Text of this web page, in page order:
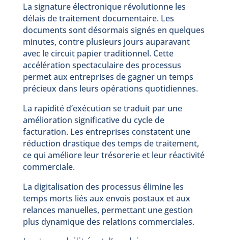
La signature électronique révolutionne les
délais de traitement documentaire. Les
documents sont désormais signés en quelques
minutes, contre plusieurs jours auparavant
avec le circuit papier traditionnel. Cette
accélération spectaculaire des processus
permet aux entreprises de gagner un temps
précieux dans leurs opérations quotidiennes.
La rapidité d’exécution se traduit par une
amélioration significative du cycle de
facturation. Les entreprises constatent une
réduction drastique des temps de traitement,
ce qui améliore leur trésorerie et leur réactivité
commerciale.
La digitalisation des processus élimine les
temps morts liés aux envois postaux et aux
relances manuelles, permettant une gestion
plus dynamique des relations commerciales.